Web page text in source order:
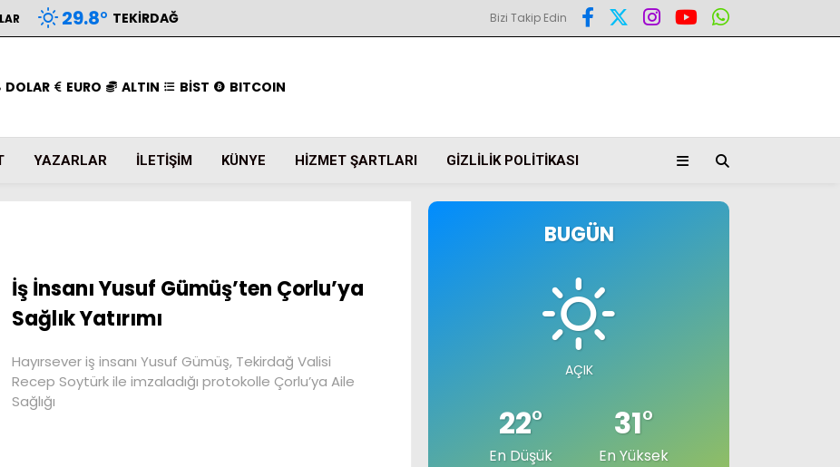
29.8° TEKIRDAĞ Bizi Takip Edin
DOLAR EURO ALTIN BİST BITCOIN
YAZARLAR İLETIŞIM KÜNYE HIZMET ŞARTLARI GIZLILIK POLITIKASI
İş İnsanı Yusuf Gümüş’ten Çorlu’ya
Sağlık Yatırımı
Hayırsever iş insanı Yusuf Gümüş, Tekirdağ Valisi
Recep Soytürk ile imzaladığı protokolle Çorlu’ya Aile
Sağlığı
BUGÜN
AÇIK
22°
En Düşük
31°
En Yüksek